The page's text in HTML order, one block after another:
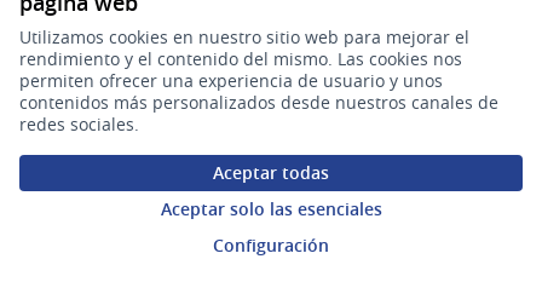
Utilizamos cookies en nuestro sitio web para mejorar el
rendimiento y el contenido del mismo. Las cookies nos
permiten ofrecer una experiencia de usuario y unos
contenidos más personalizados desde nuestros canales de
redes sociales.
Aceptar todas
Aceptar solo las esenciales
Configuración
gub.uy
(Enlace externo)
Sitio oficial de la República Oriental del Uruguay
Configuración de cookies
Web creada consoftware libre